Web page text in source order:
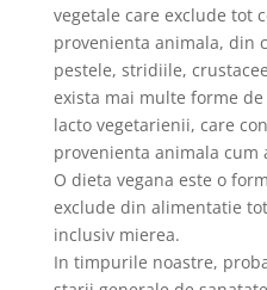
vegetale care exclude tot
provenienta animala, din
pestele, stridiile,
exista mai multe forme
lacto vegetarienii, care
provenienta animala cum
O dieta vegana este o
exclude din alimentatie
inclusiv mierea.
In timpurile noastre,